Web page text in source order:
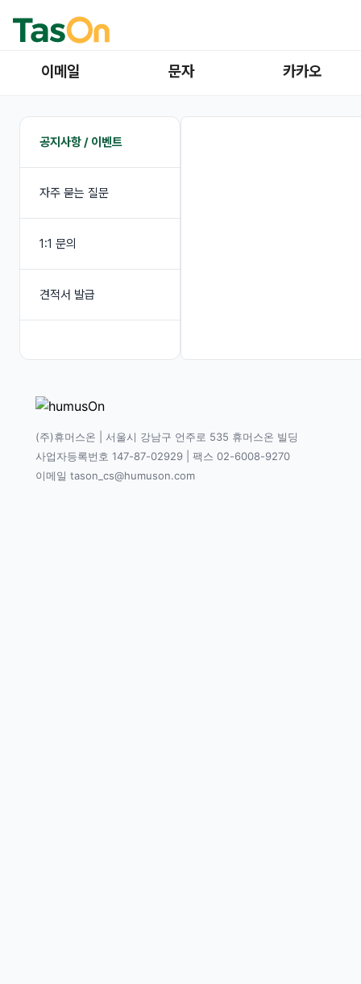
이메일 문자 카카오
공지사항 / 이벤트
자주 묻는 질문
1:1 문의
견적서 발급
(주)휴머스온 | 서울시 강남구 언주로 535 휴머스온 빌딩
사업자등록번호 147-87-02929 | 팩스 02-6008-9270
이메일 tason_cs@humuson.com